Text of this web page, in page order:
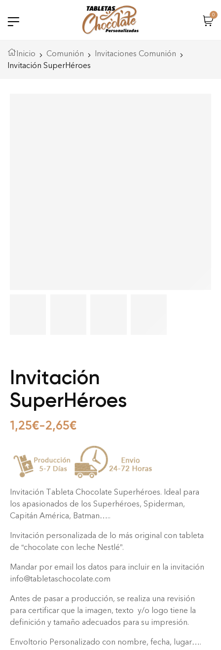
0
Inicio Comunión
Invitaciones Comunión
Invitación SuperHéroes
Invitación
SuperHéroes
1,25€-2,65€
Invitación Tableta Chocolate Superhéroes. Ideal para
los apasionados de los Superhéroes, Spiderman,
Capitán América, Batman…..
Invitación personalizada de lo más original con tableta
de “chocolate con leche Nestlé”.
Mandar por email los datos para incluir en la invitación
info@tabletaschocolate.com
Antes de pasar a producción, se realiza una revisión
para certificar que la imagen, texto y/o logo tiene la
definición y tamaño adecuados para su impresión.
Envoltorio Personalizado con nombre, fecha, lugar….
in